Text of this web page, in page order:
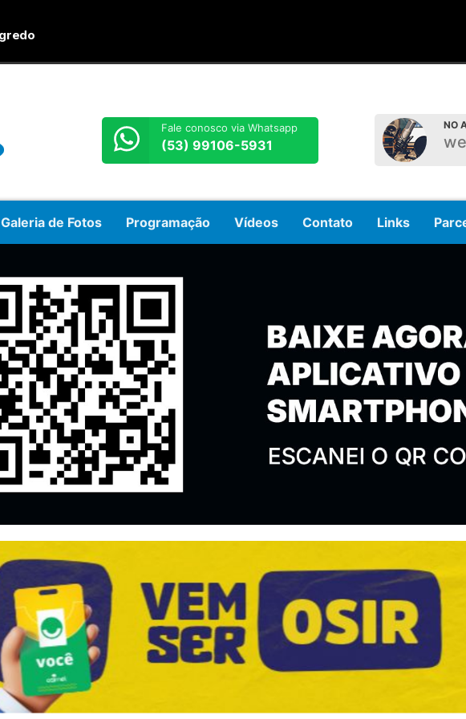
Fale conosco via Whatsapp
(53) 99106-5931
NO
Galeria de Fotos Programação Vídeos Contato Links